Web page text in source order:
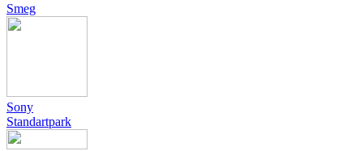
Smeg
Sony
Standartpark